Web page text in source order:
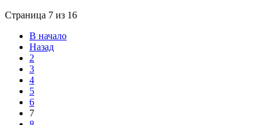
Страница 7 из 16
В начало
Назад
2
3
4
5
6
7